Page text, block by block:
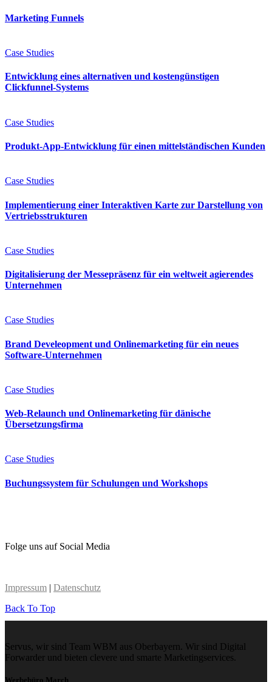
Marketing Funnels
Case Studies
Entwicklung eines alternativen und kostengünstigen
Clickfunnel-Systems
Case Studies
Produkt-App-Entwicklung für einen mittelständischen Kunden
Case Studies
Implementierung einer Interaktiven Karte zur Darstellung von
Vertriebsstrukturen
Case Studies
Digitalisierung der Messepräsenz für ein weltweit agierendes
Unternehmen
Case Studies
Brand Develeopment und Onlinemarketing für ein neues
Software-Unternehmen
Case Studies
Web-Relaunch und Onlinemarketing für dänische
Übersetzungsfirma
Case Studies
Buchungssystem für Schulungen und Workshops
Folge uns auf Social Media
Impressum | Datenschutz
Back To Top
Servus, wir sind Team WBM aus Oberbayern. Wir sind Digital
Forwarder und bieten clevere und smarte Marketingservices.
Werbebüro March